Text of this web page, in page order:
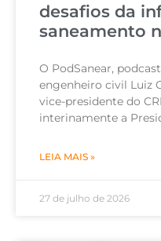
desafios da
saneamento
O PodSanear,
engenheiro civil Luiz
vice-presidente do
interinamente a
LEIA MAIS »
27 de julho de 2026